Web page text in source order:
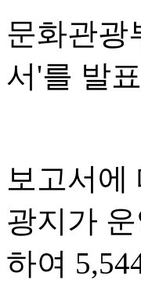
문화관광
서'를 발
보고서에
광지가
하여